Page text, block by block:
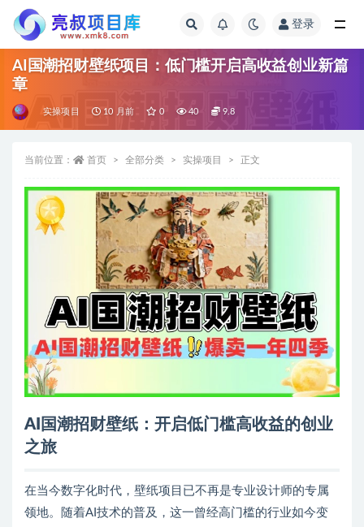
登录
AI国潮招财壁纸项目：低门槛开启高收益创业新篇
章
实操项目 10 月前 0 40 9.8
当前位置： 首页 全部分类 实操项目 正文
AI国潮招财壁纸：开启低门槛高收益的创业
之旅
在当今数字化时代，壁纸项目已不再是专业设计师的专属
领地。随着AI技术的普及，这一曾经高门槛的行业如今变